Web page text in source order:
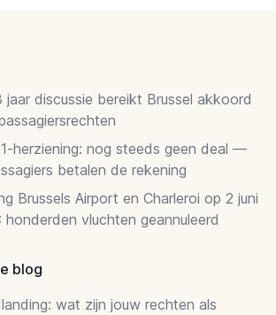
jaar discussie bereikt Brussel akkoord
herziening: nog steeds geen deal —
betalen de rekening
Brussels Airport en Charleroi op 2 juni
honderden vluchten geannuleerd
blog
wat zijn jouw rechten als